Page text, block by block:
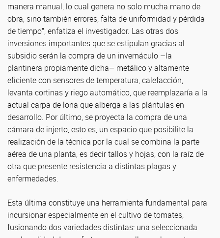
manera manual, lo cual genera no solo mucha mano de
obra, sino también errores, falta de uniformidad y pérdida
de tiempo”, enfatiza el investigador. Las otras dos
inversiones importantes que se estipulan gracias al
subsidio serán la compra de un invernáculo –la
plantinera propiamente dicha– metálico y altamente
eficiente con sensores de temperatura, calefacción,
levanta cortinas y riego automático, que reemplazaría a la
actual carpa de lona que alberga a las plántulas en
desarrollo. Por último, se proyecta la compra de una
cámara de injerto, esto es, un espacio que posibilite la
realización de la técnica por la cual se combina la parte
aérea de una planta, es decir tallos y hojas, con la raíz de
otra que presente resistencia a distintas plagas y
enfermedades.
Esta última constituye una herramienta fundamental para
incursionar especialmente en el cultivo de tomates,
fusionando dos variedades distintas: una seleccionada